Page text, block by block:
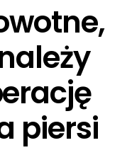
piersi